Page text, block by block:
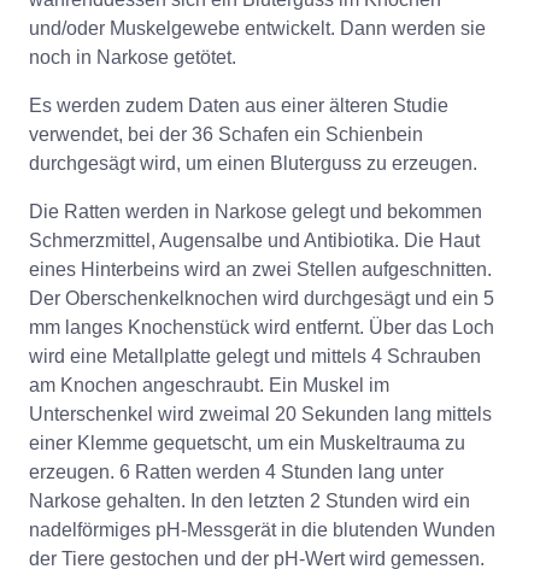
und/oder Muskelgewebe entwickelt. Dann werden sie
noch in Narkose getötet.
Es werden zudem Daten aus einer älteren Studie
verwendet, bei der 36 Schafen ein Schienbein
durchgesägt wird, um einen Bluterguss zu erzeugen.
Die Ratten werden in Narkose gelegt und bekommen
Schmerzmittel, Augensalbe und Antibiotika. Die Haut
eines Hinterbeins wird an zwei Stellen aufgeschnitten.
Der Oberschenkelknochen wird durchgesägt und ein 5
mm langes Knochenstück wird entfernt. Über das Loch
wird eine Metallplatte gelegt und mittels 4 Schrauben
am Knochen angeschraubt. Ein Muskel im
Unterschenkel wird zweimal 20 Sekunden lang mittels
einer Klemme gequetscht, um ein Muskeltrauma zu
erzeugen. 6 Ratten werden 4 Stunden lang unter
Narkose gehalten. In den letzten 2 Stunden wird ein
nadelförmiges pH-Messgerät in die blutenden Wunden
der Tiere gestochen und der pH-Wert wird gemessen.